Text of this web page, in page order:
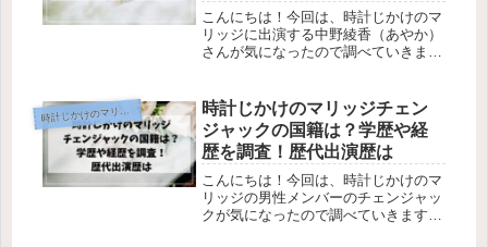
こんにちは！今回は、時計じかけのマ
リッジに出演する中野綾香（あやか）
さんが気になったので調べていきま
る婚活リアリティーショーです。3人
の女性が“30日後の結婚式”という期...
時
計じかけのマリッジ
時計じかけのマリッジチェン
ジャックの国籍は？学歴や経
歴を調査！歴代出演歴は
こんにちは！今回は、時計じかけのマ
リッジの男性メンバーのチェンジャッ
クが気になったので調べていきます！